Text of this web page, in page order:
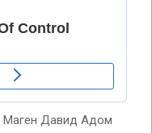
Маген Давид Адом